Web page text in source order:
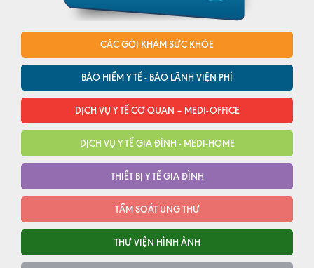
CÁC GÓI KHÁM SỨC KHỎE
BẢO HIỂM Y TẾ - BẢO LÃNH VIỆN PHÍ
DỊCH VỤ Y TẾ CƠ QUAN – MEDI-OFFICE
DỊCH VỤ Y TẾ GIA ĐÌNH - MEDI-HOME
THIẾT BỊ Y TẾ GIA ĐÌNH
TẦM SOÁT UNG THƯ
THƯ VIỆN HÌNH ẢNH